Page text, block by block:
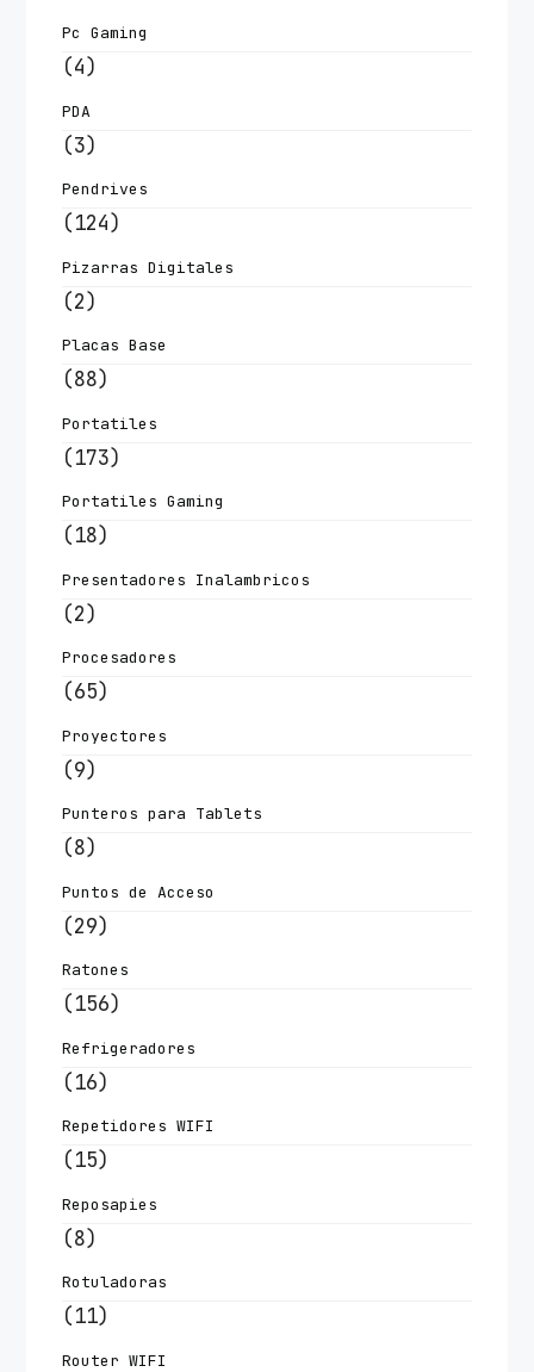
Pc Gaming
(4)
PDA
(3)
Pendrives
(124)
Pizarras Digitales
(2)
Placas Base
(88)
Portatiles
(173)
Portatiles Gaming
(18)
Presentadores Inalambricos
(2)
Procesadores
(65)
Proyectores
(9)
Punteros para Tablets
(8)
Puntos de Acceso
(29)
Ratones
(156)
Refrigeradores
(16)
Repetidores WIFI
(15)
Reposapies
(8)
Rotuladoras
(11)
Router WIFI